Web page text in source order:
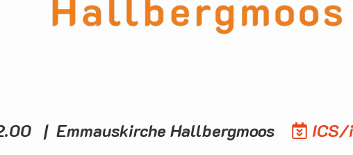
| Emmauskirche Hallbergmoos ICS/